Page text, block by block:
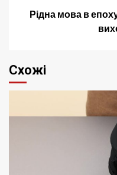
Рідна мова в
Схожі